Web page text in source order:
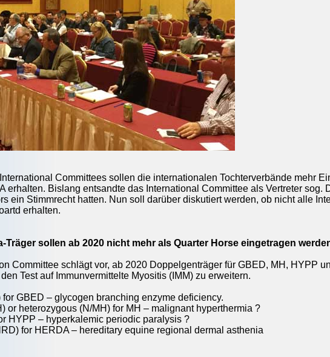
Committees sollen die internationalen Tochterverbände mehr
erhalten. Bislang entsandte das International Committee als Vertreter sog.
ein Stimmrecht hatten. Nun soll darüber diskutiert werden, ob nicht alle
erhalten.
Träger sollen ab 2020 nicht mehr als Quarter Horse eingetragen
Committee schlägt vor, ab 2020 Doppelgenträger für GBED, MH, HYPP
Test auf Immunvermittelte Myositis (IMM) zu erweitern.
GBED – glycogen branching enzyme deficiency.
or heterozygous (N/MH) for MH – malignant hyperthermia ?
HYPP – hyperkalemic periodic paralysis ?
for HERDA – hereditary equine regional dermal asthenia